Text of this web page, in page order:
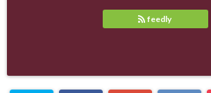
feedly